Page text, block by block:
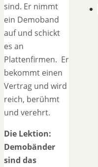
sind. Er nimmt
ein Demoband
auf und schickt
es an
Plattenfirmen. Er
bekommt einen
Vertrag und wird
reich, berühmt
und verehrt.
Die Lektion:
Demobänder
sind das